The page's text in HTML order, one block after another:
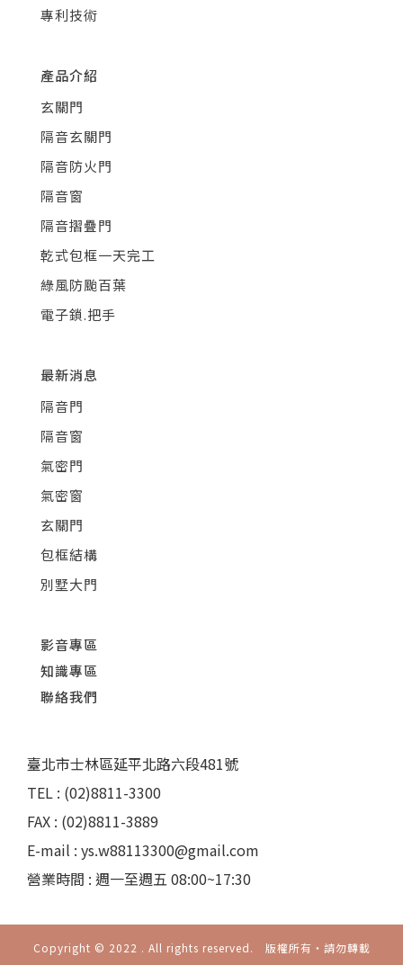
專利技術
產品介紹
玄關門
隔音玄關門
隔音防火門
隔音窗
隔音摺疊門
乾式包框一天完工
綠風防颱百葉
電子鎖.把手
最新消息
隔音門
隔音窗
氣密門
氣密窗
玄關門
包框結構
別墅大門
影音專區
知識專區
聯絡我們
臺北市士林區延平北路六段481號
TEL : (02)8811-3300
FAX : (02)8811-3889
E-mail : ys.w88113300@gmail.com
營業時間 : 週一至週五 08:00~17:30
Copyright © 2022 . All rights reserved. 版權所有‧請勿轉載